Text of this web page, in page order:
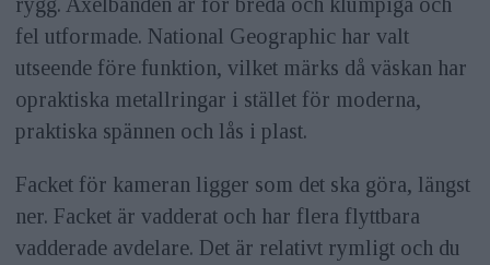
fel utformade. National Geographic har valt
utseende före funktion, vilket märks då väskan har
opraktiska metallringar i stället för moderna,
praktiska spännen och lås i plast.
Facket för kameran ligger som det ska göra, längst
ner. Facket är vadderat och har flera flyttbara
vadderade avdelare. Det är relativt rymligt och du